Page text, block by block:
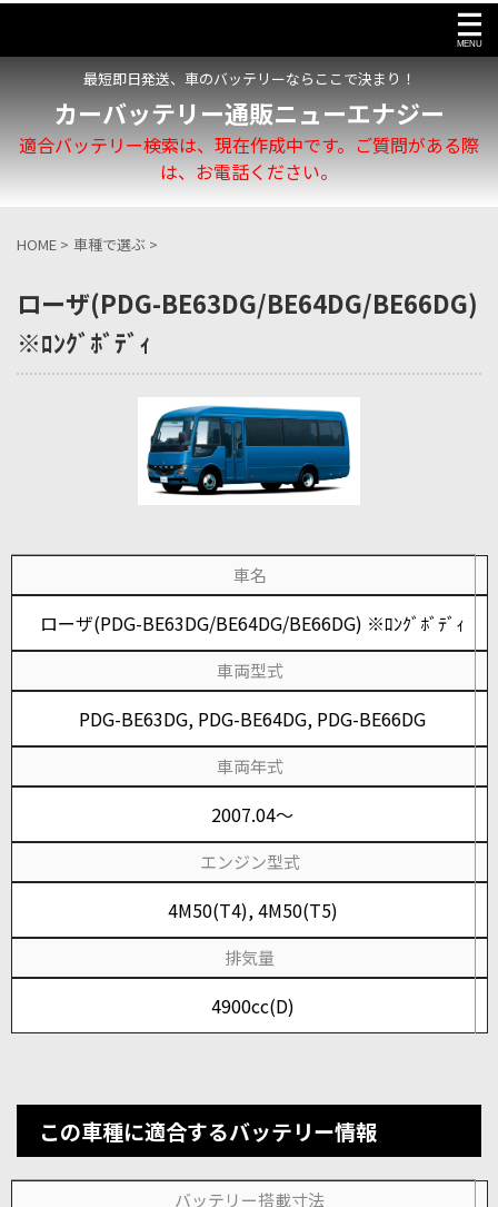
最短即日発送、車のバッテリーならここで決まり！
カーバッテリー通販ニューエナジー
適合バッテリー検索は、現在作成中です。ご質問がある際
は、お電話ください。
HOME > 車種で選ぶ >
ローザ(PDG-BE63DG/BE64DG/BE66DG)
※ﾛﾝｸﾞﾎﾞﾃﾞｨ
車名
ローザ(PDG-BE63DG/BE64DG/BE66DG) ※ﾛﾝｸﾞﾎﾞﾃﾞｨ
車両型式
PDG-BE63DG, PDG-BE64DG, PDG-BE66DG
車両年式
2007.04～
エンジン型式
4M50(T4), 4M50(T5)
排気量
4900cc(D)
この車種に適合するバッテリー情報
バッテリー搭載寸法